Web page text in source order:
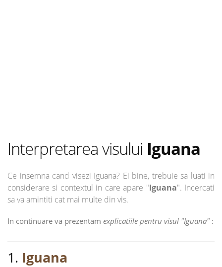
Interpretarea visului Iguana
Ce insemna cand visezi Iguana? Ei bine, trebuie sa luati in
considerare si contextul in care apare "Iguana". Incercati
sa va amintiti cat mai multe din vis.
In continuare va prezentam explicatiile pentru visul "Iguana" :
1. Iguana